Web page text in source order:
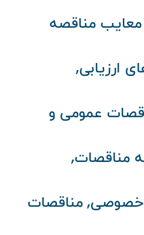
معایب مناقصه
ارزیابی,
عمومی و
مناقصات,
خصوصی, مناقصات